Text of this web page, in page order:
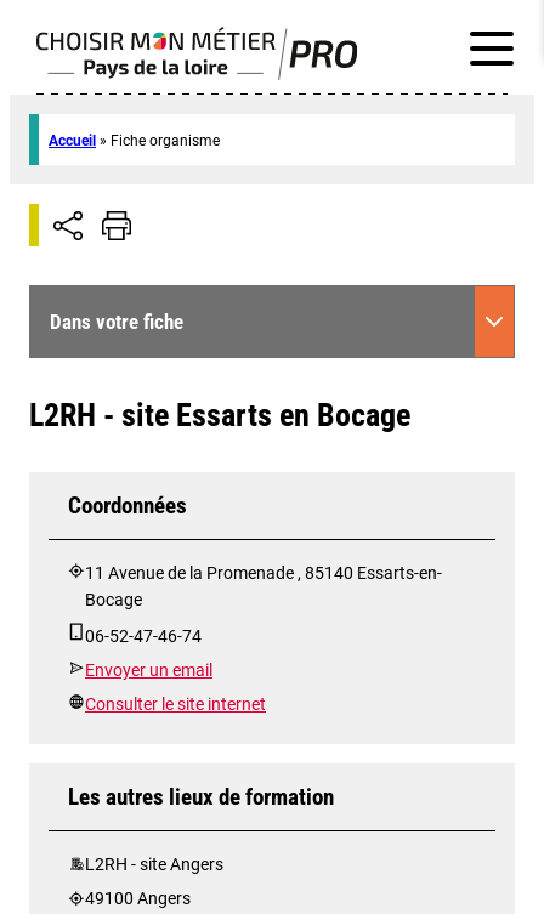
Accueil » Fiche organisme
Dans votre fiche
L2RH - site Essarts en Bocage
Coordonnées
11 Avenue de la Promenade , 85140 Essarts-en-
Bocage
06-52-47-46-74
Envoyer un email
Consulter le site internet
Les autres lieux de formation
L2RH - site Angers
49100 Angers